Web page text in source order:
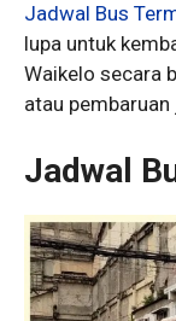
Jadwal Bus
lupa untuk
Waikelo secara
atau
Jadwal